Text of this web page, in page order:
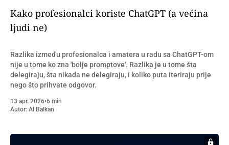
Kako profesionalci koriste ChatGPT (a većina
ljudi ne)
Razlika između profesionalca i amatera u radu sa ChatGPT-om
nije u tome ko zna 'bolje promptove'. Razlika je u tome šta
delegiraju, šta nikada ne delegiraju, i koliko puta iteriraju prije
nego što prihvate odgovor.
13 apr. 2026•6 min
Autor: AI Balkan